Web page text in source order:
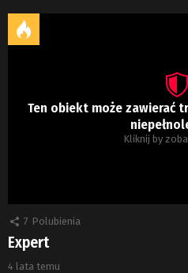
Ten obiekt może zawierać
Kliknij by
7 Polubienia
Expert
4 lata temu